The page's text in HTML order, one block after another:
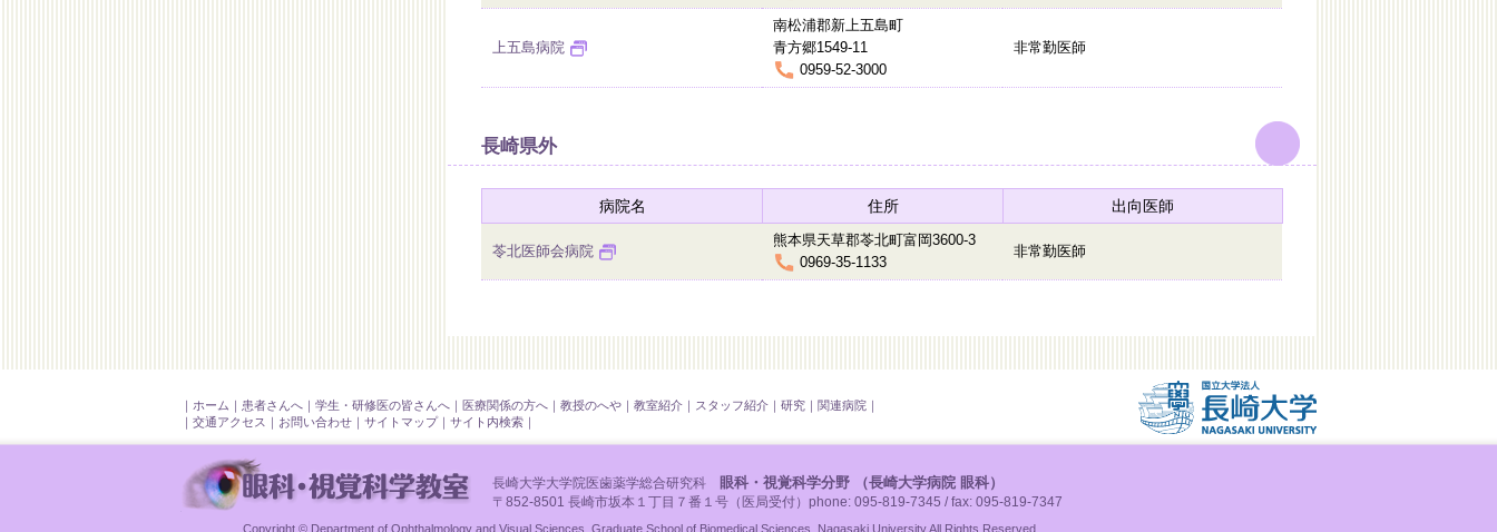
上五島病院
南松浦郡新上五島町
青方郷1549-11
0959-52-3000
非常勤医師
長崎県外
病院名 住所 出向医師
苓北医師会病院
熊本県天草郡苓北町富岡3600-3
0969-35-1133
非常勤医師
｜ ホーム ｜ 患者さんへ ｜ 学生・研修医の皆さんへ ｜ 医療関係の方へ ｜ 教授のへや ｜ 教室紹介 ｜ スタッフ紹介 ｜ 研究 ｜ 関連病院 ｜
｜ 交通アクセス ｜ お問い合わせ ｜ サイトマップ｜ サイト内検索 ｜
長崎大学大学院医歯薬学総合研究科 眼科・視覚科学分野 （長崎大学病院 眼科）
〒852-8501 長崎市坂本１丁目７番１号（医局受付）phone: 095-819-7345 / fax: 095-819-7347
Copyright © Department of Ophthalmology and Visual Sciences, Graduate School of Biomedical Sciences, Nagasaki University All Rights Reserved.